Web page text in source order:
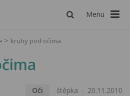
Menu
kruhy pod očima
Oči štěpka 20.11.2010